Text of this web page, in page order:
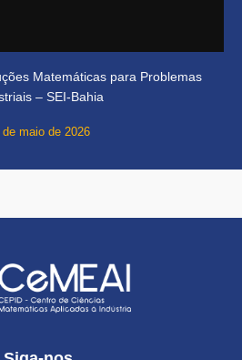
Matemáticas para Problemas
– SEI-Bahia
de maio de 2026